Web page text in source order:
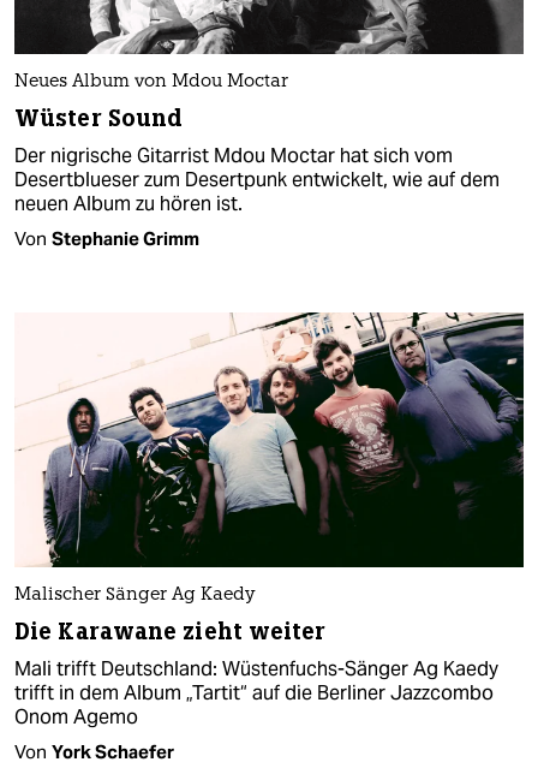
Neues Album von Mdou Moctar
Wüster Sound
Der nigrische Gitarrist Mdou Moctar hat sich vom
Desertblueser zum Desertpunk entwickelt, wie auf dem
neuen Album zu hören ist.
Von Stephanie Grimm
Malischer Sänger Ag Kaedy
Die Karawane zieht weiter
Mali trifft Deutschland: Wüstenfuchs-Sänger Ag Kaedy
trifft in dem Album „Tartit“ auf die Berliner Jazzcombo
Onom Agemo
Von York Schaefer